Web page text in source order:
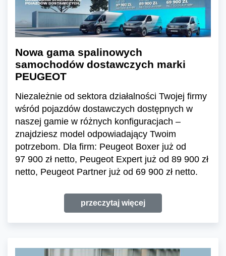
Nowa gama spalinowych
samochodów dostawczych marki
PEUGEOT
Niezależnie od sektora działalności Twojej firmy
wśród pojazdów dostawczych dostępnych w
naszej gamie w różnych konfiguracjach –
znajdziesz model odpowiadający Twoim
potrzebom. Dla firm: Peugeot Boxer już od
97 900 zł netto, Peugeot Expert już od 89 900 zł
netto, Peugeot Partner już od 69 900 zł netto.
przeczytaj więcej